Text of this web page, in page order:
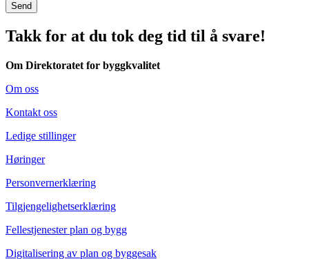
Send
Takk for at du tok deg tid til å svare!
Om Direktoratet for byggkvalitet
Om oss
Kontakt oss
Ledige stillinger
Høringer
Personvernerklæring
Tilgjengelighetserklæring
Fellestjenester plan og bygg
Digitalisering av plan og byggesak